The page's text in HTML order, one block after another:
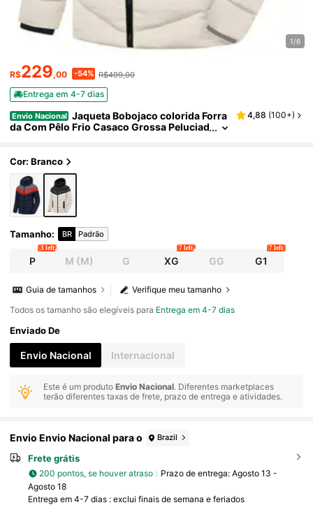
1/6
R$229,00 -54% R$499,00
Entrega em 4-7 dias
Envio Nacional Jaqueta Bobojaco colorida Forra
da Com Pêlo Frio Casaco Grossa Peluciad
nto
4,88 (100+)
Cor: Branco
Tamanho: BR Padrão
P
3 left
M (M) G XG
7 left
GG G1
7 left
Verifique meu tamanho
Guia de tamanhos
Todos os tamanho são elegíveis para Entrega em 4-7 dias
Enviado De
Envio Nacional Internacional
Este é um produtoEnvio Nacional. Diferentes marketplaces
terão diferentes taxas de frete, prazo de entrega e atividades.
Envio Envio Nacional para o Brazil
Frete grátis
200 pontos, se houver atraso Prazo de entrega: Agosto 13 -
Agosto 18
Entrega em 4-7 dias : exclui finais de semana e feriados